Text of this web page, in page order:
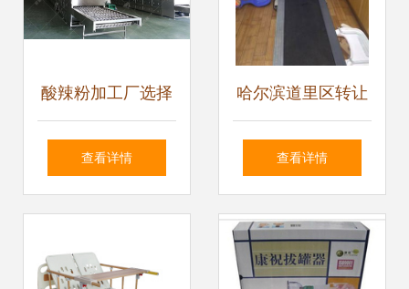
酸辣粉加工厂选择
机器设备的四大要
查看详情
哈尔滨道里区转让
新贵族跑步机，搬
查看详情